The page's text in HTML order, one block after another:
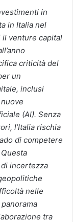
in
in Italia nel
venture capital
criticità del
un
inclusi
(AI). Senza
l’Italia rischia
di competere
incertezza
nelle
tra